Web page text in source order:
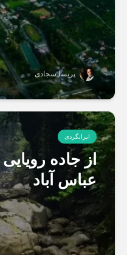
پریسا سجادی
ایرانگردی
از جاده
عباس آباد